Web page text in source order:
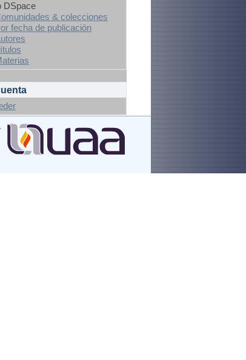
DSpace
& colecciones
fecha de publicación